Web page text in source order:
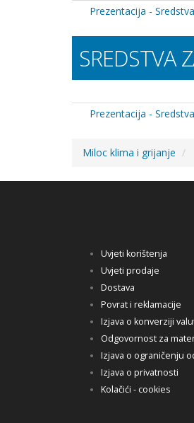
Prezentacija -
SREDSTVA
Prezentacija -
Miloc klima i grijanje
Uvjeti korištenja
Uvjeti prodaje
Dostava
Povrat i reklamacije
Izjava o konverziji
Odgovornost za
Izjava o ograničenju
Izjava o privatnosti
Kolačići - cookies